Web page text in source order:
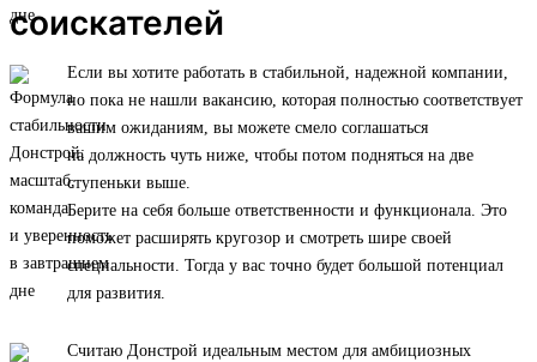
соискателей
Если вы хотите работать в стабильной, надежной компании,
но пока не нашли вакансию, которая полностью соответствует
вашим ожиданиям, вы можете смело соглашаться
на должность чуть ниже, чтобы потом подняться на две
ступеньки выше.
Берите на себя больше ответственности и функционала. Это
поможет расширять кругозор и смотреть шире своей
специальности. Тогда у вас точно будет большой потенциал
для развития.
Считаю Донстрой идеальным местом для амбициозных